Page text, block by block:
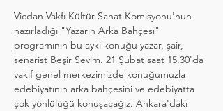
Vicdan Vakfı Kültür Sanat Komisyonu'nun
hazırladığı "Yazarın Arka Bahçesi"
programının bu ayki konuğu yazar, şair,
senarist Beşir Sevim. 21 Şubat saat 15.30'da
vakıf genel merkezimizde konuğumuzla
edebiyatının arka bahçesini ve edebiyatta
çok yönlülüğü konuşacağız. Ankara'daki